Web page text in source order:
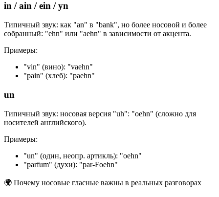
in / ain / ein / yn
Типичный звук: как "an" в "bank", но более носовой и более
собранный: "ehn" или "aehn" в зависимости от акцента.
Примеры:
"vin" (вино): "vaehn"
"pain" (хлеб): "paehn"
un
Типичный звук: носовая версия "uh": "oehn" (сложно для
носителей английского).
Примеры:
"un" (один, неопр. артикль): "oehn"
"parfum" (духи): "par-Foehn"
🌍 Почему носовые гласные важны в реальных разговорах